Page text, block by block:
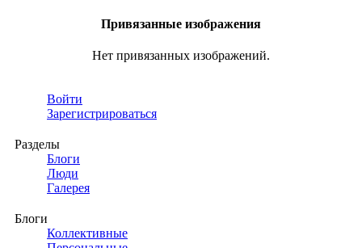
Привязанные изображения
Нет привязанных изображений.
Войти
Зарегистрироваться
Разделы
Блоги
Люди
Галерея
Блоги
Коллективные